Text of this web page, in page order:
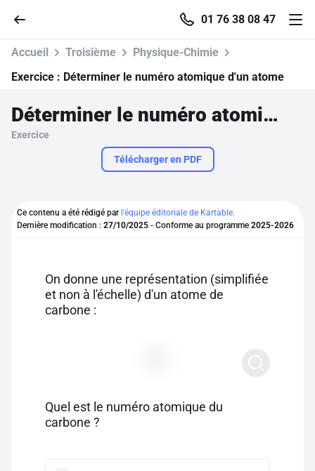
01 76 38 08 47
Accueil
Se connecter
S'inscrire gratuitement
Pour profiter de 10 contenus offerts.
Accueil Troisième
Physique-Chimie
Exercice : Déterminer le numéro atomique d'un atome
Déterminer le numéro atomique d'un atome
Exercice
Télécharger en PDF
Ce contenu a été rédigé par l'équipe éditoriale de Kartable.
Dernière modification : 27/10/2025 - Conforme au programme 2025-2026
On donne une représentation (simplifiée
et non à l'échelle) d'un atome de
carbone :
Quel est le numéro atomique du
carbone ?